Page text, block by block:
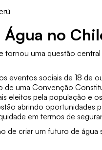
Água no
tornou uma questão
eventos sociais de 18 de
de uma Convenção
eleitos pela população e
abrindo oportunidades
em termos de
de criar um futuro de